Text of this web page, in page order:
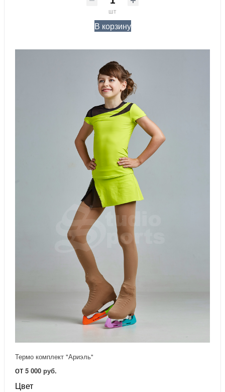
шт
В корзину
Термо комплект "Ариэль"
от 5 000 руб.
Цвет